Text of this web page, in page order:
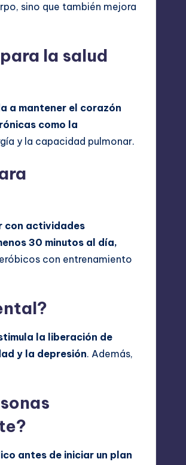
sino que también mejora
la salud
a mantener el corazón
como la
y la capacidad pulmonar.
con actividades
30 minutos al día,
con entrenamiento
la liberación de
y la depresión. Además,
antes de iniciar un plan